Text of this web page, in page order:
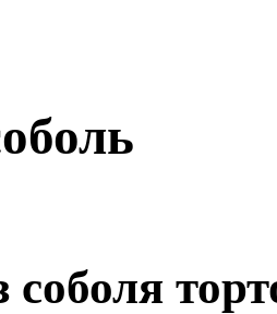
соболя